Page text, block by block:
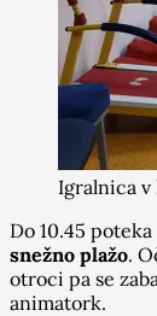
Igralnica v
Do 10.45
snežno plažo.
otroci pa se
animatork.